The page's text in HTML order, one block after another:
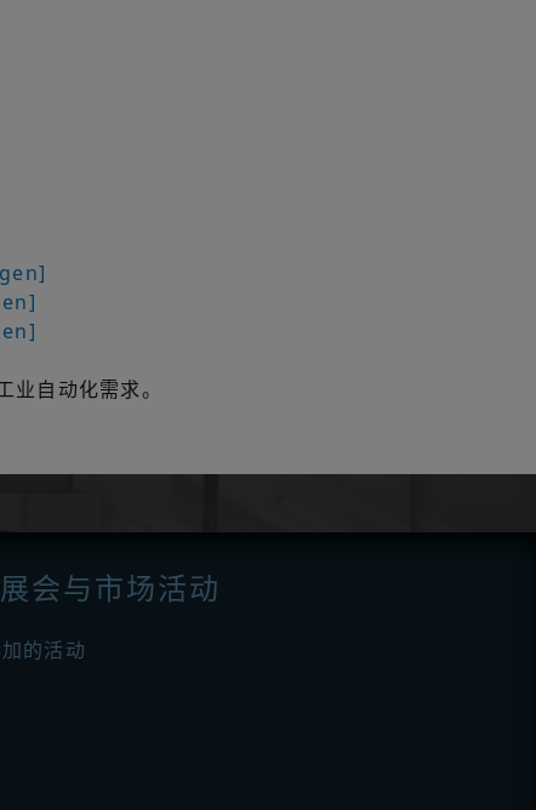
自动化需求。
展会与市场活动
的活动